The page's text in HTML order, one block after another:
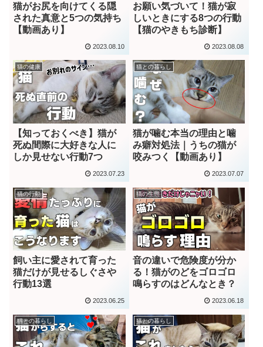
猫がお尻を向けてくる隠
された真意と5つの気持ち
【動画あり】
2023.08.10
お願い気づいて！猫が寂
しいときにする8つの行動
【猫のやきもち診断】
2023.08.08
猫の健康
【知っておくべき】猫が
死ぬ間際に大好きな人に
しか見せない行動7つ
2023.07.23
猫との暮らし
猫が噛む本当の理由と噛
み癖対処法｜うちの猫が
咬みつく【動画あり】
2023.07.07
猫の行動
飼い主に愛されて育った
猫だけが見せるしぐさや
行動13選
2023.06.25
猫の生態
音の違いで危険度が分か
る！猫がのどをゴロゴロ
鳴らすのはどんなとき？
2023.06.18
猫との暮らし 猫との暮らし